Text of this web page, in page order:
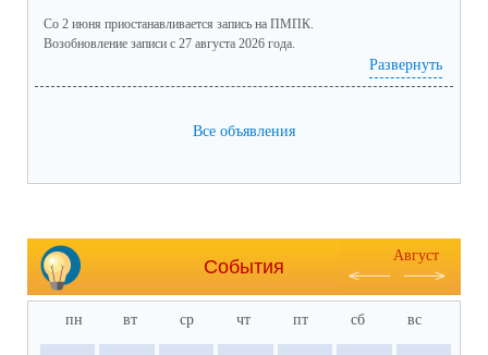
Со 2 июня приостанавливается запись на ПМПК.
Возобновление записи с 27 августа 2026 года.
Развернуть
Все объявления
События
Август
пн вт ср чт пт сб вс